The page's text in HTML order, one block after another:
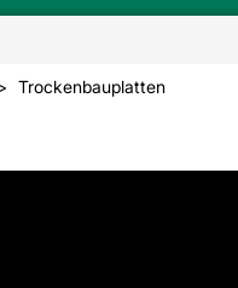
Trockenbauplatten